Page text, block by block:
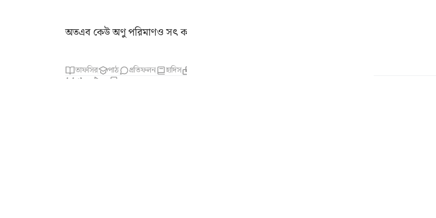
অতএব কেউ অণু পরিমাণও সৎ কাজ করলে সে তা দেখবে,
তাফসির পাঠ প্রতিফলন হাদিস
৯৯:৮